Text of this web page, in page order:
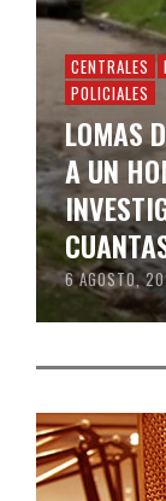
CENTRALES
POLICIALES
LOMAS
A UN
6 AGOSTO,